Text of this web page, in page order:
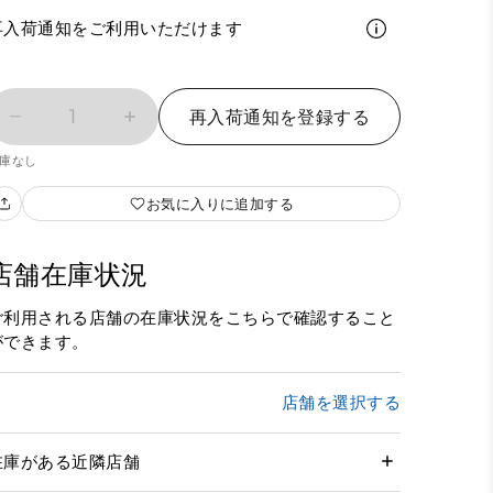
入荷通知をご利用いただけます
1 再入荷通知を登録する
なし
お気に入りに追加する
舗在庫状況
利用される店舗の在庫状況をこちらで確認すること
きます。
店舗を選択する
庫がある近隣店舗